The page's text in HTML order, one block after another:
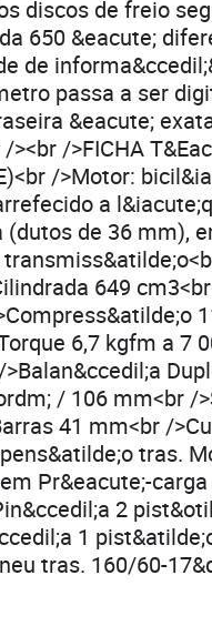
discos de freio
650 &eacute;
de
passa a ser
&eacute;
/>FICHA
/>Motor:
a
de 36 mm),
649 cm3<br
6,7 kgfm a 7
/ 106 mm<br /
41 mm<br /
tras.
Pr&eacute;-
2
1
tras. 160/60-